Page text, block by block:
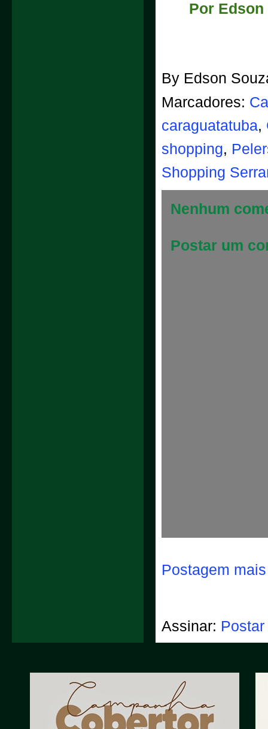
Por Edson
By Edson
Marcadores:
caraguatatuba,
shopping,
Shopping
Nenhum
Postar um
Postagem
Assinar: